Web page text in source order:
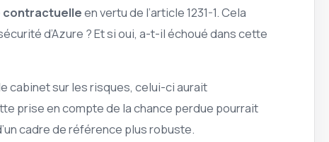
contractuelleen vertu de l’article 1231-1. Cela
d’Azure ? Et si oui, a-t-il échoué dans cette
cabinet sur les risques, celui-ci aurait
prise en compte de la chance perdue pourrait
cadre de référence plus robuste.